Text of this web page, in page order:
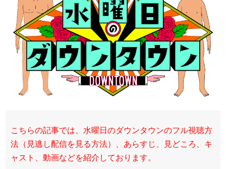
こちらの記事では、水曜日のダウンタウンのフル視聴方
法（見逃し配信を見る方法）、あらすじ、見どころ、キ
ャスト、動画などを紹介しております。